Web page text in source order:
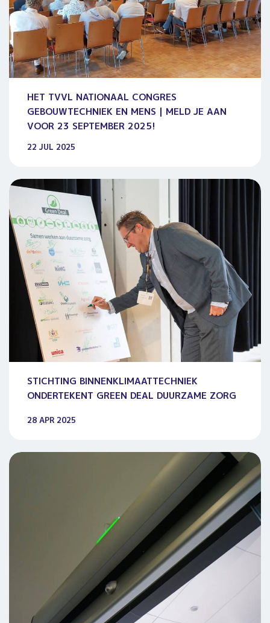
HET TVVL NATIONAAL CONGRES
GEBOUWTECHNIEK EN MENS | MELD JE AAN
VOOR 23 SEPTEMBER 2025!
22 JUL 2025
STICHTING BINNENKLIMAATTECHNIEK
ONDERTEKENT GREEN DEAL DUURZAME ZORG
28 APR 2025